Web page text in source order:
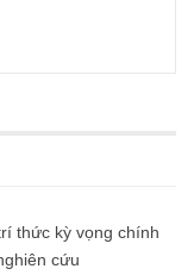
thức kỳ vọng chính
cứu